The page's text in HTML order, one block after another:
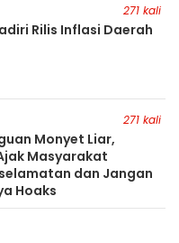
271 kali
Rilis Inflasi Daerah
271 kali
Monyet Liar,
Masyarakat
dan Jangan
Hoaks